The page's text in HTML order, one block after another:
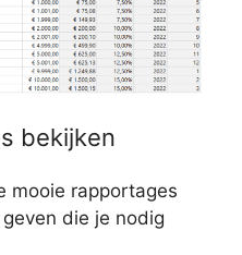
bekijken
mooie rapportages
die je nodig